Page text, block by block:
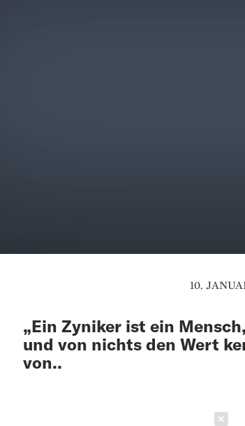
10.
„Ein Zyniker ist ein
und von nichts den Wert
von..